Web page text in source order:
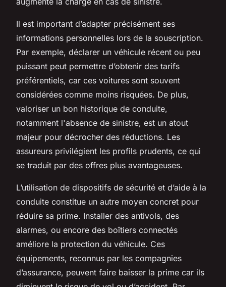
Il est important d’adapter précisément ses
informations personnelles lors de la souscription.
Par exemple, déclarer un véhicule récent ou peu
puissant peut permettre d’obtenir des tarifs
préférentiels, car ces voitures sont souvent
considérées comme moins risquées. De plus,
valoriser un bon historique de conduite,
notamment l'absence de sinistre, est un atout
majeur pour décrocher des réductions. Les
assureurs privilégient les profils prudents, ce qui
se traduit par des offres plus avantageuses.
L’utilisation de dispositifs de sécurité et d’aide à la
conduite constitue un autre moyen concret pour
réduire sa prime. Installer des antivols, des
alarmes, ou encore des boîtiers connectés
améliore la protection du véhicule. Ces
équipements, reconnus par les compagnies
d’assurance, peuvent faire baisser la prime car ils